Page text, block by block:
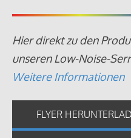
Hier direkt zu den
unseren Low-Noise-
Weitere Informationen
FLYER